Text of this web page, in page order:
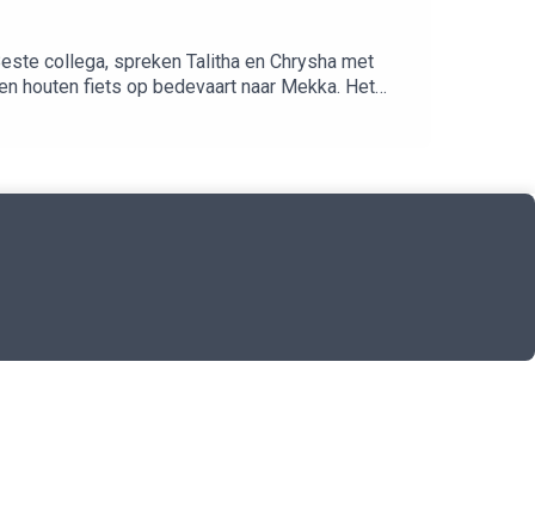
collega, spreken Talitha en Chrysha met
houten fiets op bedevaart naar Mekka. Het